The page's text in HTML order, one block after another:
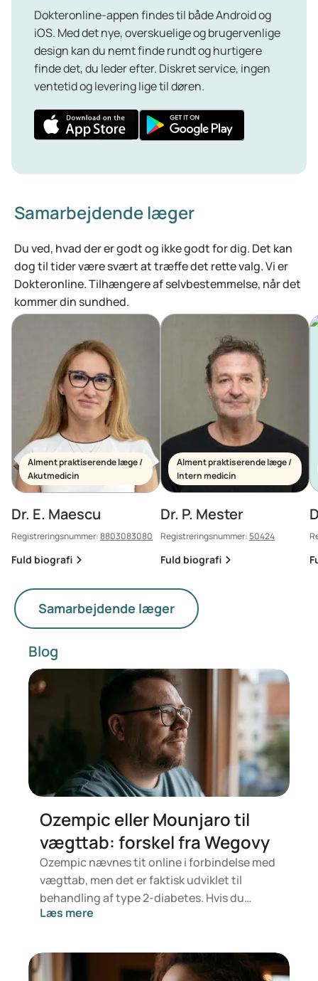
Dokteronline-appen findes til både Android og
iOS. Med det nye, overskuelige og brugervenlige
design kan du nemt finde rundt og hurtigere
finde det, du leder efter. Diskret service, ingen
ventetid og levering lige til døren.
Samarbejdende læger
Du ved, hvad der er godt og ikke godt for dig. Det kan
dog til tider være svært at træffe det rette valg. Vi er
Dokteronline. Tilhængere af selvbestemmelse, når det
kommer din sundhed.
Alment praktiserende læge /
Akutmedicin
Dr. E. Maescu
Registreringsnummer:8803083080
Fuld biografi
Alment praktiserende læge /
Intern medicin
Dr. P. Mester
Registreringsnummer:50424
Fuld biografi
Samarbejdende læger
Blog
Ozempic eller Mounjaro til
vægttab: forskel fra Wegovy
Ozempic nævnes tit online i forbindelse med
vægttab, men det er faktisk udviklet til
behandling af type 2-diabetes. Hvis du
derimod leder efter noget specifikt til
Mounjaro eller Wegovy er relevante. Hvilken
behandling der er bedst for dig, afhænger af
Læs mere